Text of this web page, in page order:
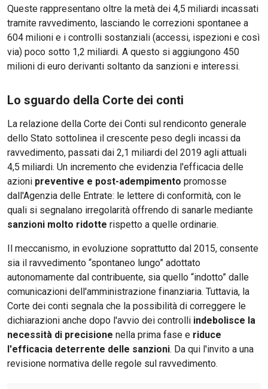
Queste rappresentano oltre la metà dei 4,5 miliardi incassati
tramite ravvedimento, lasciando le correzioni spontanee a
604 milioni e i controlli sostanziali (accessi, ispezioni e così
via) poco sotto 1,2 miliardi. A questo si aggiungono 450
milioni di euro derivanti soltanto da sanzioni e interessi.
Lo sguardo della Corte dei conti
La relazione della Corte dei Conti sul rendiconto generale
dello Stato sottolinea il crescente peso degli incassi da
ravvedimento, passati dai 2,1 miliardi del 2019 agli attuali
4,5 miliardi. Un incremento che evidenzia l'efficacia delle
azioni preventive e post-adempimento promosse
dall'Agenzia delle Entrate: le lettere di conformità, con le
quali si segnalano irregolarità offrendo di sanarle mediante
sanzioni molto ridotte rispetto a quelle ordinarie.
Il meccanismo, in evoluzione soprattutto dal 2015, consente
sia il ravvedimento “spontaneo lungo” adottato
autonomamente dal contribuente, sia quello “indotto” dalle
comunicazioni dell'amministrazione finanziaria. Tuttavia, la
Corte dei conti segnala che la possibilità di correggere le
dichiarazioni anche dopo l'avvio dei controlli indebolisce la
necessità di precisione nella prima fase e riduce
l'efficacia deterrente delle sanzioni. Da qui l'invito a una
revisione normativa delle regole sul ravvedimento.